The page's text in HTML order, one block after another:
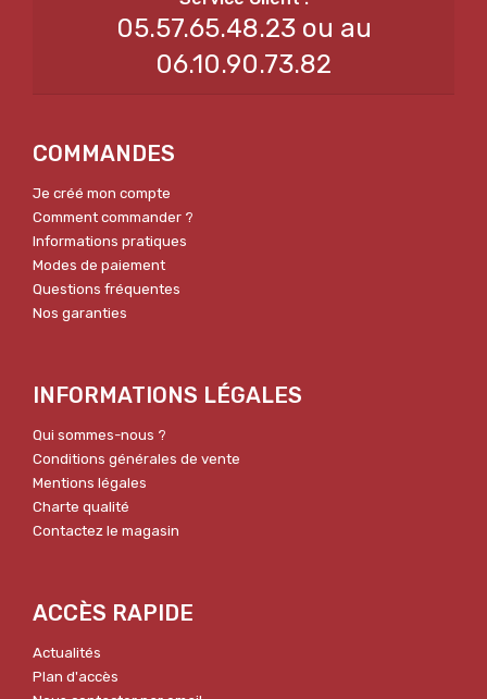
05.57.65.48.23 ou au
06.10.90.73.82
COMMANDES
Je créé mon compte
Comment commander ?
Informations pratiques
Modes de paiement
Questions fréquentes
Nos garanties
INFORMATIONS LÉGALES
Qui sommes-nous ?
Conditions générales de vente
Mentions légales
Charte qualité
Contactez le magasin
ACCÈS RAPIDE
Actualités
Plan d'accès